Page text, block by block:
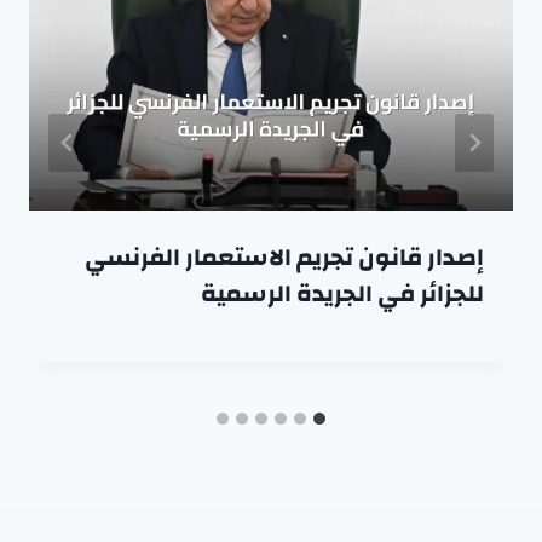
إصدار قانون تجريم الاستعمار الفرنسي
للجزائر في الجريدة الرسمية